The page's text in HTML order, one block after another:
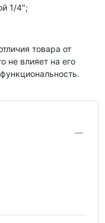
1/4";
товара от
не влияет на его